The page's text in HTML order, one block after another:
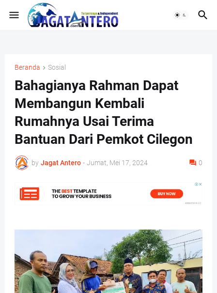
Beranda Sosial
Bahagianya Rahman Dapat
Membangun Kembali
Rumahnya Usai Terima
Bantuan Dari Pemkot Cilegon
by Jagat Antero - Jumat, Mei 17, 2024 0